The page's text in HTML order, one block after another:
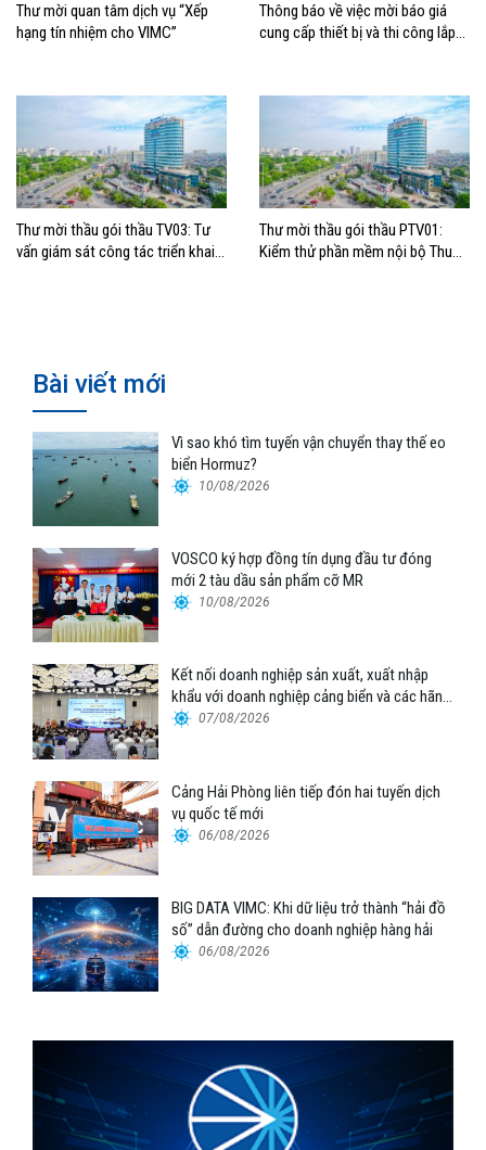
Thư mời quan tâm dịch vụ “Xếp
hạng tín nhiệm cho VIMC”
Thông báo về việc mời báo giá
cung cấp thiết bị và thi công lắp
Văn Trỗi, TP.HCM
Thư mời thầu gói thầu TV03: Tư
vấn giám sát công tác triển khai
Thư mời thầu gói thầu PTV01:
Kiểm thử phần mềm nội bộ Thuộc
Bài viết mới
Vì sao khó tìm tuyến vận chuyển thay thế eo
biển Hormuz?
10/08/2026
VOSCO ký hợp đồng tín dụng đầu tư đóng
mới 2 tàu dầu sản phẩm cỡ MR
10/08/2026
Kết nối doanh nghiệp sản xuất, xuất nhập
khẩu với doanh nghiệp cảng biển và các hãng
tàu 07/08/2026
Cảng Hải Phòng liên tiếp đón hai tuyến dịch
vụ quốc tế mới
06/08/2026
BIG DATA VIMC: Khi dữ liệu trở thành “hải đồ
số” dẫn đường cho doanh nghiệp hàng hải
06/08/2026